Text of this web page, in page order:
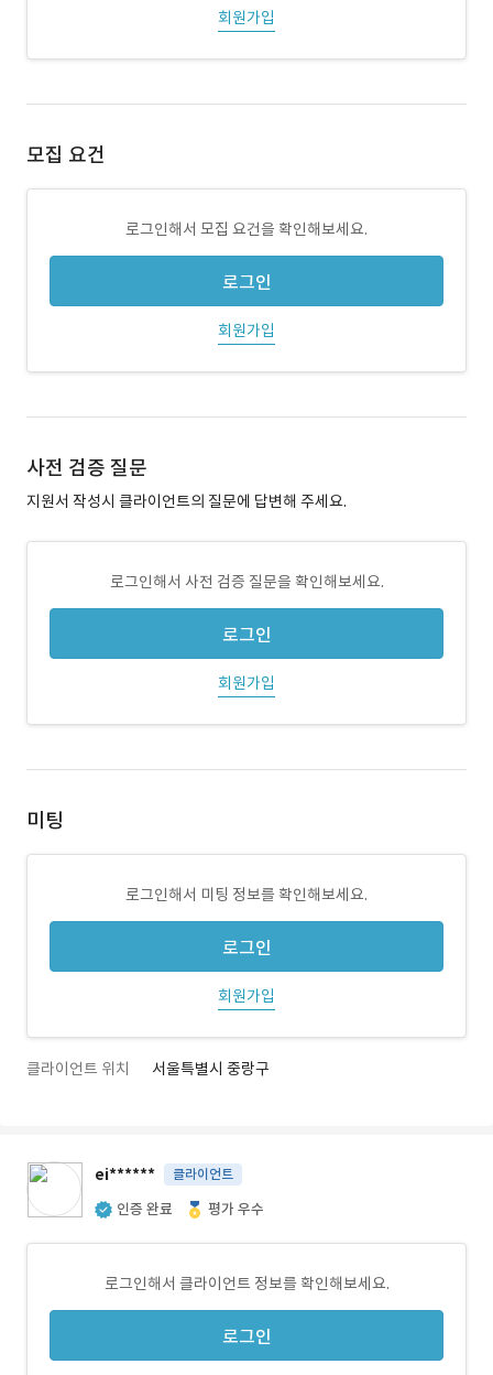
회원가입
모집 요건
로그인해서 모집 요건을 확인해보세요.
로그인
회원가입
사전 검증 질문
지원서 작성시 클라이언트의 질문에 답변해 주세요.
로그인해서 사전 검증 질문을 확인해보세요.
로그인
회원가입
미팅
로그인해서 미팅 정보를 확인해보세요.
로그인
회원가입
클라이언트 위치 서울특별시 중랑구
ei****** 클라이언트
인증 완료 평가 우수
로그인해서 클라이언트 정보를 확인해보세요.
로그인